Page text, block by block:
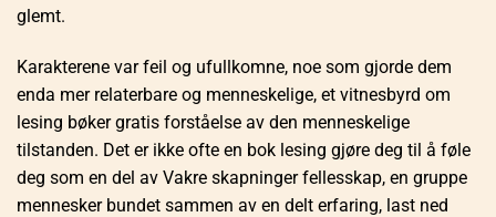
glemt.
Karakterene var feil og ufullkomne, noe som gjorde dem
enda mer relaterbare og menneskelige, et vitnesbyrd om
lesing bøker gratis forståelse av den menneskelige
tilstanden. Det er ikke ofte en bok lesing gjøre deg til å føle
deg som en del av Vakre skapninger fellesskap, en gruppe
mennesker bundet sammen av en delt erfaring, last ned